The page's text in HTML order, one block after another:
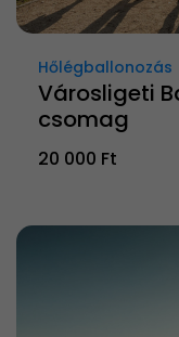
Hőlégballonozás
Városligeti
csomag
20 000 Ft